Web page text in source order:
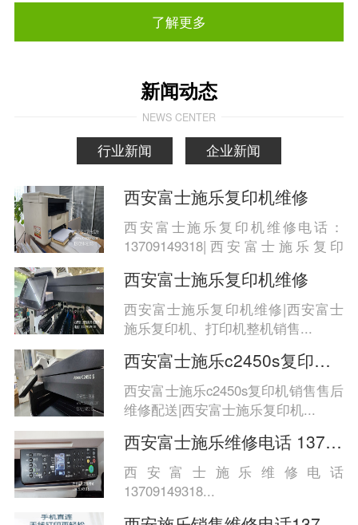
了解更多
新闻动态
NEWS CENTER
行业新闻 企业新闻
西安富士施乐复印机维修
西安富士施乐复印机维修电话：
13709149318|西安富士施乐复印
西安富士施乐复印机维修
西安富士施乐复印机维修|西安富士
施乐复印机、打印机整机销售...
西安富士施乐c2450s复印机销售售后维修配
西安富士施乐c2450s复印机销售售后
维修配送|西安富士施乐复印机...
西安富士施乐维修电话 13709149318
西安富士施乐维修电话
13709149318...